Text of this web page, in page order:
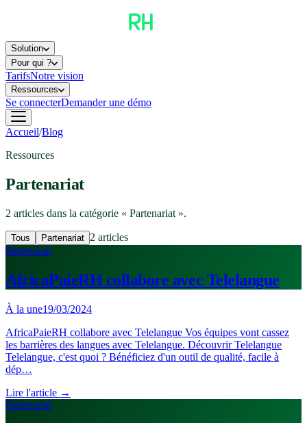
Solution
Pour qui ?
TarifsNotre vision
Ressources
Se connecterDemander une démo
Accueil/Blog
Ressources
Partenariat
2 articles dans la catégorie « Partenariat ».
Tous Partenariat 2 articles
Partenariat
AfricaPaieRH collabore avec Telelangue
À la une19/03/2024
AfricaPaieRH collabore avec Telelangue Vos équipes vont cassez
les barrières des langues avec Telelangue. Découvrir Telelangue
Telelangue, c'est quoi ? Bénéficiez d'un outil de qualité, facile à
dép…
Lire l'article →
Partenariat